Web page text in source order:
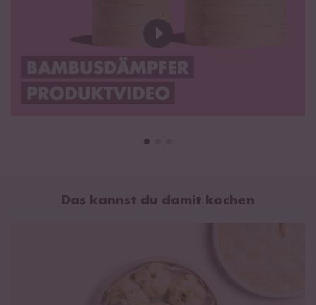
Bambusdämpfer: 23x23cm / Tücher für großen
Bambusdämpfer
Zubereitungsempfehlungen für den Bambusdämpfer
Bedienungsanleitung als PDF herunterladen
Das kannst du damit kochen